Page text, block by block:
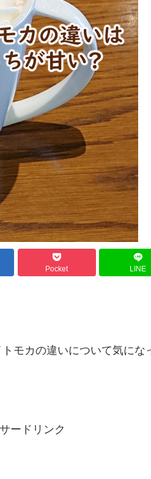
Pocket LINE
モカの違いについて気にな
ードリンク